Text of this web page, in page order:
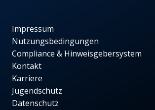
Impressum
Nutzungsbedingungen
Compliance & Hinweisgebersystem
Kontakt
Karriere
Jugendschutz
Datenschutz